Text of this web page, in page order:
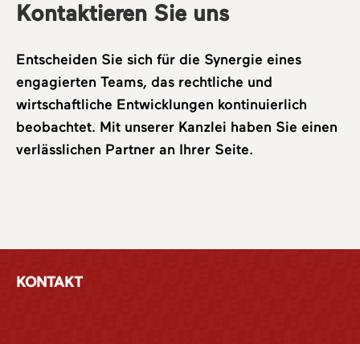
Kontaktieren Sie uns
Entscheiden Sie sich für die Synergie eines
engagierten Teams, das rechtliche und
wirtschaftliche Entwicklungen kontinuierlich
beobachtet. Mit unserer Kanzlei haben Sie einen
verlässlichen Partner an Ihrer Seite.
KONTAKT